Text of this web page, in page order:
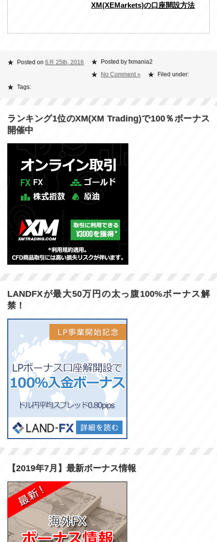
XM(XEMarkets)の口座開設方法
Posted on 6月 25th, 2016
Posted by fxmania2
No Comment »
Filed under:
Tags:
ランキング1位のXM(XM Trading)で100％ボーナス
開催中
LANDFXが最大50万円の太っ腹100%ボーナス解
禁！
【2019年7月】最新ボーナス情報